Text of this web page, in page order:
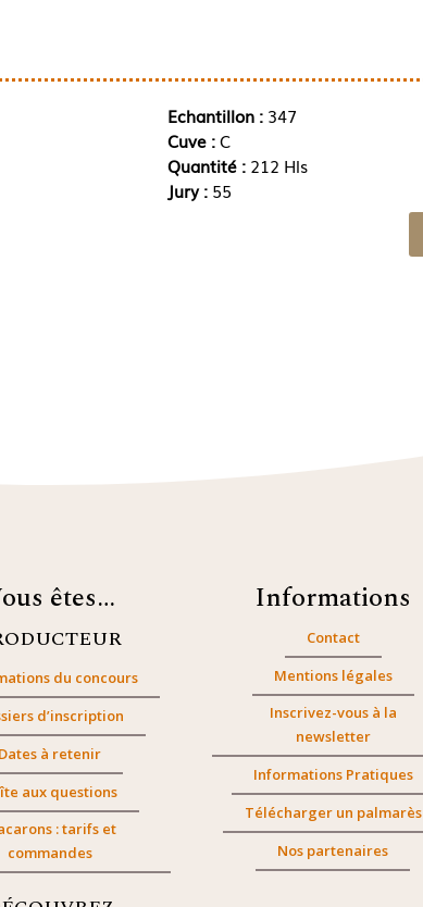
Echantillon :347
Cuve :C
Quantité : 212 Hls
Jury : 55
êtes…
du concours
d’inscription
Dates à retenir
aux questions
: tarifs et
commandes
Informations
Contact
Mentions légales
Inscrivez-vous à la
newsletter
Informations Pratiques
Télécharger un palmarès
Nos partenaires